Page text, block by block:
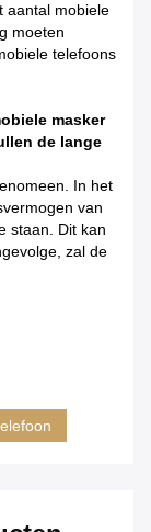
aantal mobiele
moeten
telefoons
masker
de lange
In het
van
staan. Dit kan
zal de